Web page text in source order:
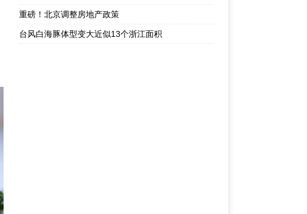
重磅！北京调整房地产政策
台风白海豚体型变大近似13个浙江面积